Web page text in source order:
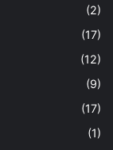
(2)
(17)
(12)
(9)
(17)
(1)